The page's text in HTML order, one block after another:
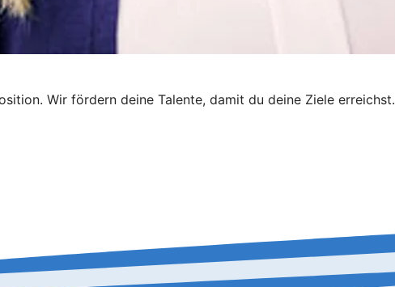
Wir fördern deine Talente, damit du deine Ziele erreichst.